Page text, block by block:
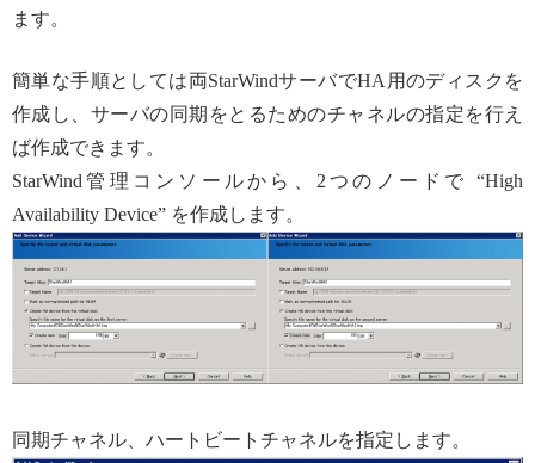
ます。
簡単な手順としては両StarWindサーバでHA用のディスクを
作成し、サーバの同期をとるためのチャネルの指定を行え
ば作成できます。
StarWind管理コンソールから、2つのノードで “High
Availability Device” を作成します。
同期チャネル、ハートビートチャネルを指定します。